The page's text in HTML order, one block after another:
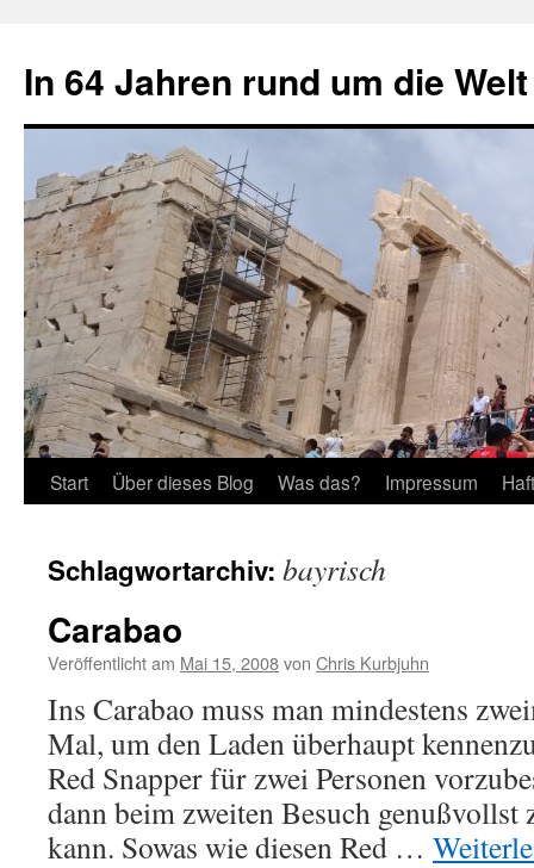
springen
In 64 Jahren rund um die Welt
Start Über dieses Blog Was das? Impressum
Schlagwortarchiv: bayrisch
Carabao
Veröffentlicht am Mai 15, 2008von Chris Kurbjuhn
Ins Carabao muss man mindestens
Mal, um den Laden überhaupt
Red Snapper für zwei Personen
dann beim zweiten Besuch genußvollst
kann. Sowas wie diesen Red …